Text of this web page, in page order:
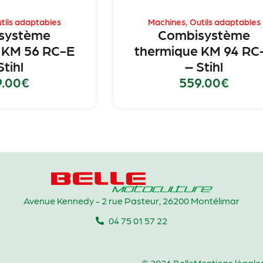
adaptables
56 RC-E
€
Machines, Outils adaptables
Combisystème
thermique KM 94
– Stihl
559.00€
Avenue Kennedy - 2 rue Pasteur, 26200 Montélimar
04 75 01 57 22